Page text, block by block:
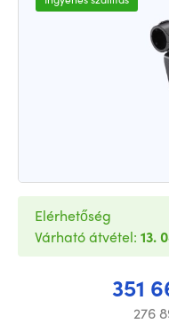
351
276
Elérhetőség
Várható átvétel: 13.